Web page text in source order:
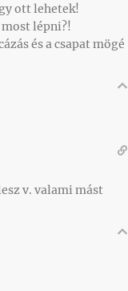
ott lehetek!
lépni?!
és a csapat mögé
v. valami mást